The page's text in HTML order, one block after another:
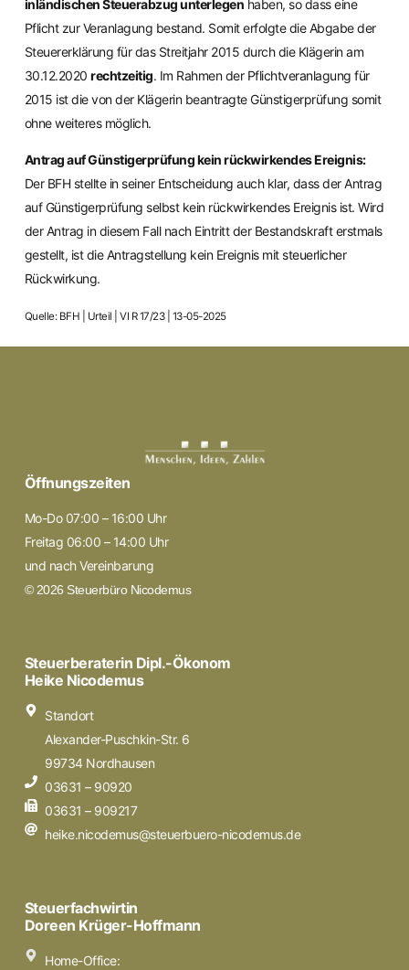
inländischen Steuerabzug unterlegen haben, so dass eine
Pflicht zur Veranlagung bestand. Somit erfolgte die Abgabe der
Steuererklärung für das Streitjahr 2015 durch die Klägerin am
30.12.2020rechtzeitig. Im Rahmen der Pflichtveranlagung für
2015 ist die von der Klägerin beantragte Günstigerprüfung somit
ohne weiteres möglich.
Antrag auf Günstigerprüfung kein rückwirkendes Ereignis:
Der BFH stellte in seiner Entscheidung auch klar, dass der Antrag
auf Günstigerprüfung selbst kein rückwirkendes Ereignis ist. Wird
der Antrag in diesem Fall nach Eintritt der Bestandskraft erstmals
gestellt, ist die Antragstellung kein Ereignis mit steuerlicher
Rückwirkung.
Quelle: BFH | Urteil | VI R 17/23 | 13-05-2025
Öffnungszeiten
Mo-Do 07:00 – 16:00 Uhr
Freitag 06:00 – 14:00 Uhr
und nach Vereinbarung
© 2026 Steuerbüro Nicodemus
Steuerberaterin Dipl.-Ökonom
Heike Nicodemus
Standort
Alexander-Puschkin-Str. 6
99734 Nordhausen
03631 – 90920
03631 – 909217
heike.nicodemus@steuerbuero-nicodemus.de
Steuerfachwirtin
Doreen Krüger-Hoffmann
Home-Office: